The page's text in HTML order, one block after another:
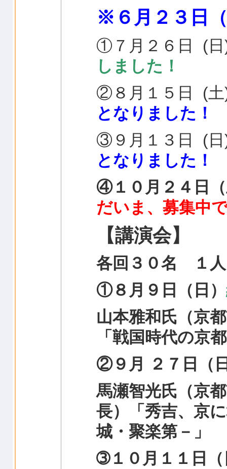
※６月２３日
①７月２６日
しました！
②８月１５日
となりました！
③９月１３日
となりました！
④１０月２４日
だいま、募集中
【講演会】
各回３０名 １
①８月９日（日）
山本雅和氏（京
「戦国時代の京
②９月 ２７日（
馬瀬智光氏（京
長）「秀吉、京
城・聚楽第－」
➂１０月１１日